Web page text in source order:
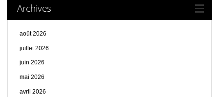
Archives
août 2026
juillet 2026
juin 2026
mai 2026
avril 2026